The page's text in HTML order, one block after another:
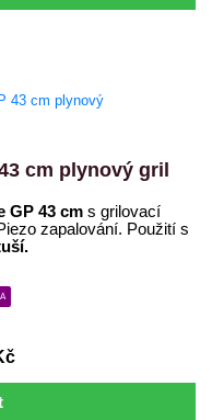
cm plynový gril
GP 43 cms grilovací
zapalování. Použití s